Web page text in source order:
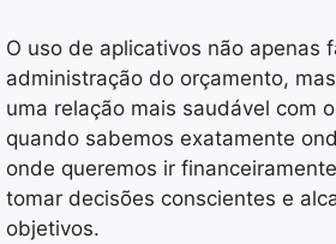
O uso de aplicativos não apenas
administração do orçamento,
uma relação mais saudável com
quando sabemos exatamente
onde queremos ir
tomar decisões conscientes e
objetivos.